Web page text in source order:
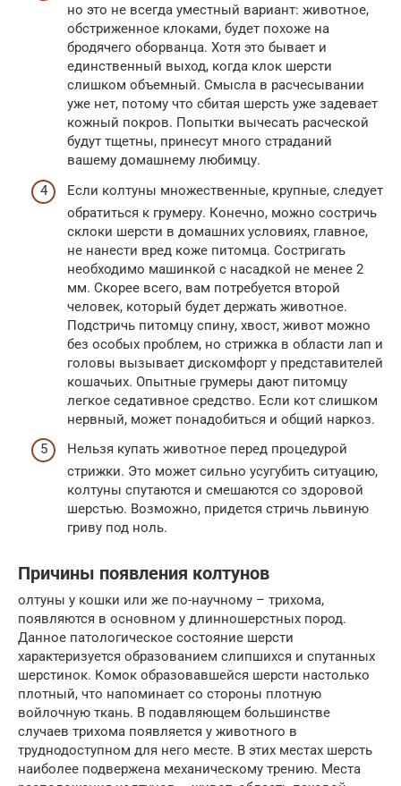
но это не всегда уместный вариант: животное,
обстриженное клоками, будет похоже на
бродячего оборванца. Хотя это бывает и
единственный выход, когда клок шерсти
слишком объемный. Смысла в расчесывании
уже нет, потому что сбитая шерсть уже задевает
кожный покров. Попытки вычесать расческой
будут тщетны, принесут много страданий
вашему домашнему любимцу.
Если колтуны множественные, крупные, следует
обратиться к грумеру. Конечно, можно состричь
склоки шерсти в домашних условиях, главное,
не нанести вред коже питомца. Состригать
необходимо машинкой с насадкой не менее 2
мм. Скорее всего, вам потребуется второй
человек, который будет держать животное.
Подстричь питомцу спину, хвост, живот можно
без особых проблем, но стрижка в области лап и
головы вызывает дискомфорт у представителей
кошачьих. Опытные грумеры дают питомцу
легкое седативное средство. Если кот слишком
нервный, может понадобиться и общий наркоз.
Нельзя купать животное перед процедурой
стрижки. Это может сильно усугубить ситуацию,
колтуны спутаются и смешаются со здоровой
шерстью. Возможно, придется стричь львиную
гриву под ноль.
Причины появления колтунов
олтуны у кошки или же по-научному – трихома,
появляются в основном у длинношерстных пород.
Данное патологическое состояние шерсти
характеризуется образованием слипшихся и спутанных
шерстинок. Комок образовавшейся шерсти настолько
плотный, что напоминает со стороны плотную
войлочную ткань. В подавляющем большинстве
случаев трихома появляется у животного в
труднодоступном для него месте. В этих местах шерсть
наиболее подвержена механическому трению. Места